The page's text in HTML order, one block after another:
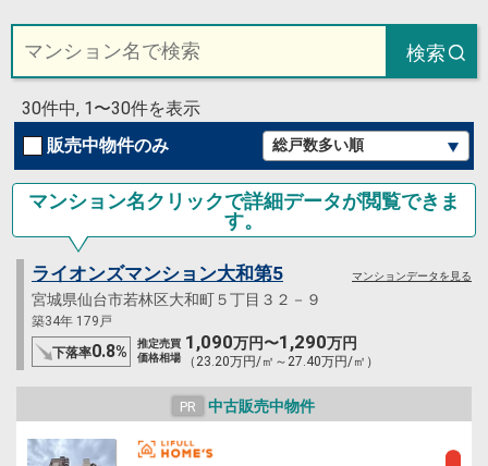
検索
30件中, 1〜30件を表示
販売中物件のみ
マンション名クリックで詳細データが閲覧できま
す。
ライオンズマンション大和第5
宮城県仙台市若林区大和町５丁目３２－９
築34年 179戸
下落率0.8%
推定売買
価格相場
1,090万円〜1,290万円
（23.20万円/㎡～27.40万円/㎡）
マンションデータを見る
PR 中古販売中物件